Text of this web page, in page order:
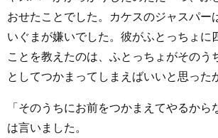
おせたことでした。カケスのジャスパー
いぐまが嫌いでした。彼がふとっちょに
ことを教えたのは、ふとっちょがそのう
としてつかまってしまえばいいと思った
「そのうちにお前をつかまえてやるから
は言いました。